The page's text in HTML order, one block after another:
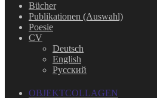
Bücher
Publikationen (Auswahl)
Poesie
CV
Deutsch
English
Русский
OBJEKTCOLLAGEN